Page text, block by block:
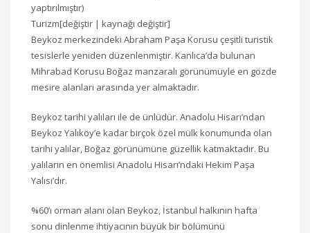
yaptırılmıştır)
Turizm[değiştir | kaynağı değiştir]
Beykoz merkezindeki Abraham Paşa Korusu çeşitli turistik
tesislerle yeniden düzenlenmiştir. Kanlıca’da bulunan
Mihrabad Korusu Boğaz manzaralı görünümüyle en gözde
mesire alanları arasında yer almaktadır.
Beykoz tarihi yalıları ile de ünlüdür. Anadolu Hisarı’ndan
Beykoz Yalıköy’e kadar birçok özel mülk konumunda olan
tarihi yalılar, Boğaz görünümüne güzellik katmaktadır. Bu
yalıların en önemlisi Anadolu Hisarı’ndaki Hekim Paşa
Yalısı’dır.
%60’ı orman alanı olan Beykoz, İstanbul halkının hafta
sonu dinlenme ihtiyacının büyük bir bölümünü